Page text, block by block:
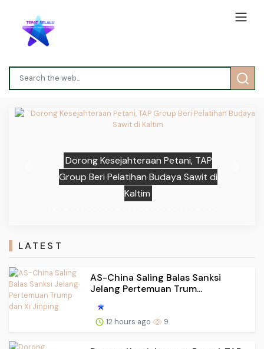
Dorong Kesejahteraan Petani, TAP
Group Beri Pelatihan Budaya Sawit di
Kaltim
LATEST
AS-China Saling Balas Sanksi
Jelang Pertemuan Trum...
12 hours ago 9